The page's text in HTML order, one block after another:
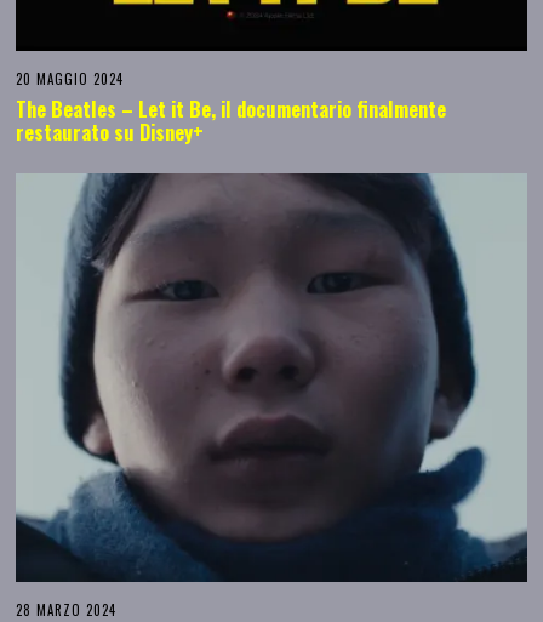
20 MAGGIO 2024
The Beatles – Let it Be, il documentario finalmente
restaurato su Disney+
28 MARZO 2024